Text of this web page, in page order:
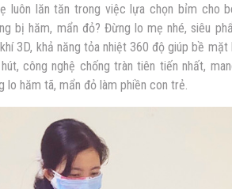
luôn lăn tăn trong việc lựa chọn bỉm cho
bị hăm, mẩn đỏ? Đừng lo mẹ nhé, siêu
3D, khả năng tỏa nhiệt 360 độ giúp bề
công nghệ chống tràn tiên tiến nhất,
lo hăm tã, mẩn đỏ làm phiền con trẻ.